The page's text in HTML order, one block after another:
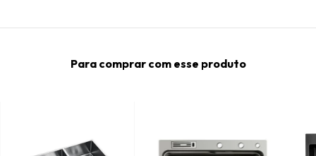
Para comprar com esse produto